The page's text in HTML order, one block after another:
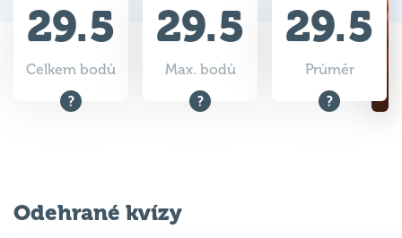
29.5
Celkem bodů
29.5
Max. bodů
29.5
Průměr
Odehrané kvízy